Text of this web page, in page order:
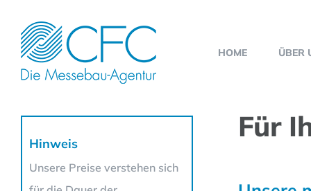
Inhalt
springen
HOME ÜBER
Für
Hinweis
Unsere Preise verstehen sich